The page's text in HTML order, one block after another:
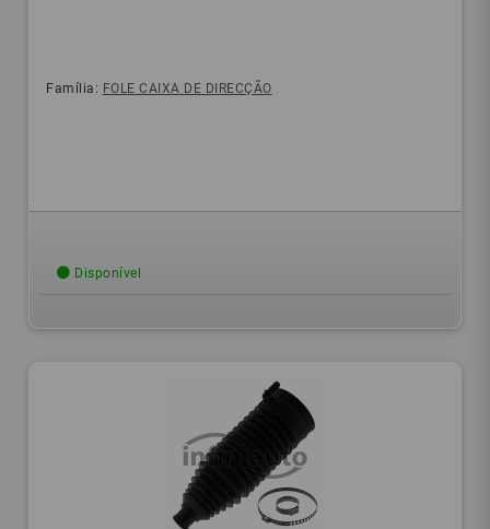
Família: FOLE CAIXA DE DIRECÇÃO
Disponível